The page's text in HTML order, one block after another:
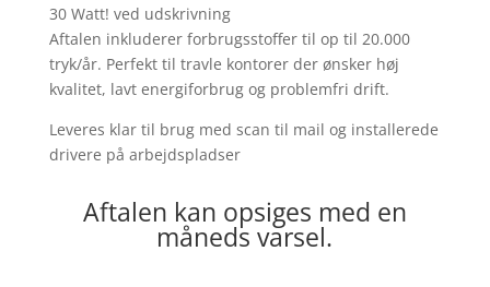
30 Watt! ved udskrivning
Aftalen inkluderer forbrugsstoffer til op til 20.000
tryk/år. Perfekt til travle kontorer der ønsker høj
kvalitet, lavt energiforbrug og problemfri drift.
Leveres klar til brug med scan til mail og installerede
drivere på arbejdspladser
Aftalen kan opsiges med en
måneds varsel.